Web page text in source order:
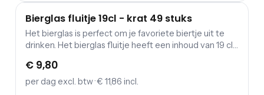
Bierglas fluitje 19cl - krat 49 stuks
Het bierglas is perfect om je favoriete biertje uit te
drinken. Het bierglas fluitje heeft een inhoud van 19 cl.
onze bier pitchers, biertafels en bierbanken!
€ 9,80
per dag excl. btw· € 11,86 incl.